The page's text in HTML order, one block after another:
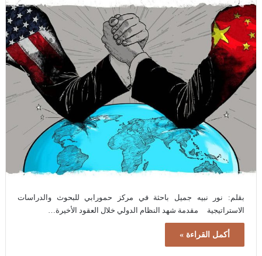
بقلم: نور نبيه جميل باحثة في مركز حمورابي للبحوث والدراسات
الاستراتيجية مقدمة شهد النظام الدولي خلال العقود الأخيرة…
أكمل القراءة »